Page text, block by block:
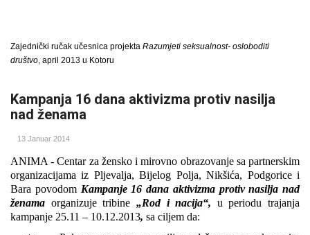
Zajednički ručak učesnica projekta Razumjeti seksualnost- osloboditi
društvo, april 2013 u Kotoru
Kampanja 16 dana aktivizma protiv nasilja
nad ženama
13 Januar 2014
ANIMA - Centar za žensko i mirovno obrazovanje sa partnerskim
organizacijama iz Pljevalja, Bijelog Polja,Nikšića, Podgorice i
Bara povodom Kampanje 16 dana aktivizma protiv nasilja nad
ženama organizuje tribine „Rod i nacija“, u periodu trajanja
kampanje 25.11 – 10.12.2013, sa ciljem da: